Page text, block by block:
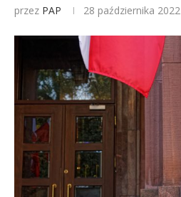
przez PAP 28 października 2022